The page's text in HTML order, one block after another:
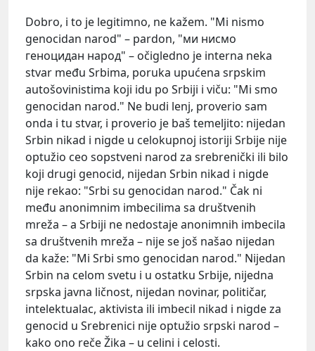
Dobro, i to je legitimno, ne kažem. "Mi nismo
genocidan narod" – pardon, "ми нисмо
геноцидан народ" – očigledno je interna neka
stvar među Srbima, poruka upućena srpskim
autošovinistima koji idu po Srbiji i viču: "Mi smo
genocidan narod." Ne budi lenj, proverio sam
onda i tu stvar, i proverio je baš temeljito: nijedan
Srbin nikad i nigde u celokupnoj istoriji Srbije nije
optužio ceo sopstveni narod za srebrenički ili bilo
koji drugi genocid, nijedan Srbin nikad i nigde
nije rekao: "Srbi su genocidan narod." Čak ni
među anonimnim imbecilima sa društvenih
mreža – a Srbiji ne nedostaje anonimnih imbecila
sa društvenih mreža – nije se još našao nijedan
da kaže: "Mi Srbi smo genocidan narod." Nijedan
Srbin na celom svetu i u ostatku Srbije, nijedna
srpska javna ličnost, nijedan novinar, političar,
intelektualac, aktivista ili imbecil nikad i nigde za
genocid u Srebrenici nije optužio srpski narod –
kako ono reče Žika – u celini i celosti.